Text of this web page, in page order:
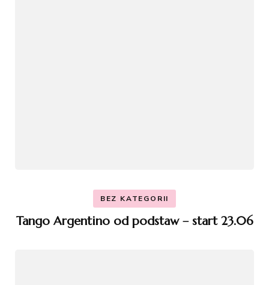
BEZ KATEGORII
Tango Argentino od podstaw – start 23.06